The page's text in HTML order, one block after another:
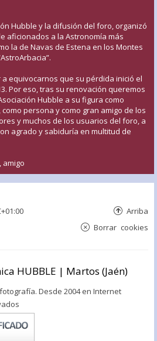
Hubble y la difusión del foro, organizó
aficionados a la Astronomía más
la de Navas de Estena en los Montes
equivocarnos que su pérdida inició el
Por eso, tras su renovación queremos
Hubble a su figura como
persona y como gran amigo de los
y muchos de los usuarios del foro, a
agrado y sabiduría en multitud de
amigo
Arriba
Borrar cookies
HUBBLE | Martos (Jaén)
Desde 2004 en Internet